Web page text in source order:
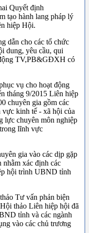
Quyết định
tạo hành lang pháp lý
hiệp Hội.
dẫn cho các tổ chức
dung, yêu cầu, qui
TV,PB&GĐXH có
vụ cho hoạt động
tháng 9/2015 Liên hiệp
chuyên gia gồm các
vực kinh tế - xã hội của
lực chuyên môn nghiệp
lĩnh vực
gia vào các dịp gặp
nhằm xác định các
hội trình UBND tỉnh
Tư vấn phản biện
thảo Liên hiệp hội đã
tỉnh và các ngành
vào các chủ trương